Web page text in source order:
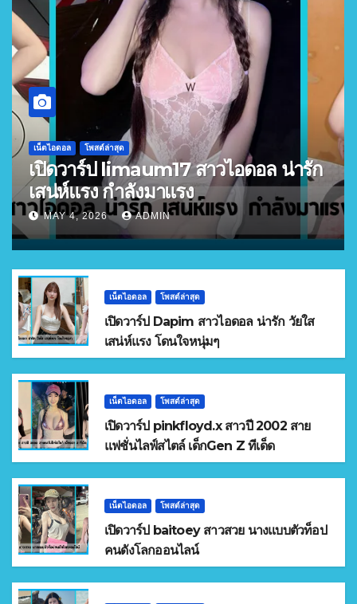
เน็ตไอดอล โพสต์ล่าสุด
เปิดวาร์ป limaum17 สาวไอดอล น่ารัก
เสน่ห์แรง กำลังมาแรง
MAY 4, 2026 ADMIN
เน็ตไอดอล โพสต์ล่าสุด
เปิดวาร์ป Dapim สาวไอดอล น่ารัก วัยใส
เสน่ห์แรง โดนใจหนุ่มๆ
เน็ตไอดอล โพสต์ล่าสุด
เปิดวาร์ป pinkfloyd.x สาวปี 2002 สาย
แฟชั่นไลฟ์สไตล์ เด็กGen Z ทีเด็ด
เน็ตไอดอล โพสต์ล่าสุด
เปิดวาร์ป baitoey สาวสวย นางแบบตัวท็อป
คนดังโลกออนไลน์